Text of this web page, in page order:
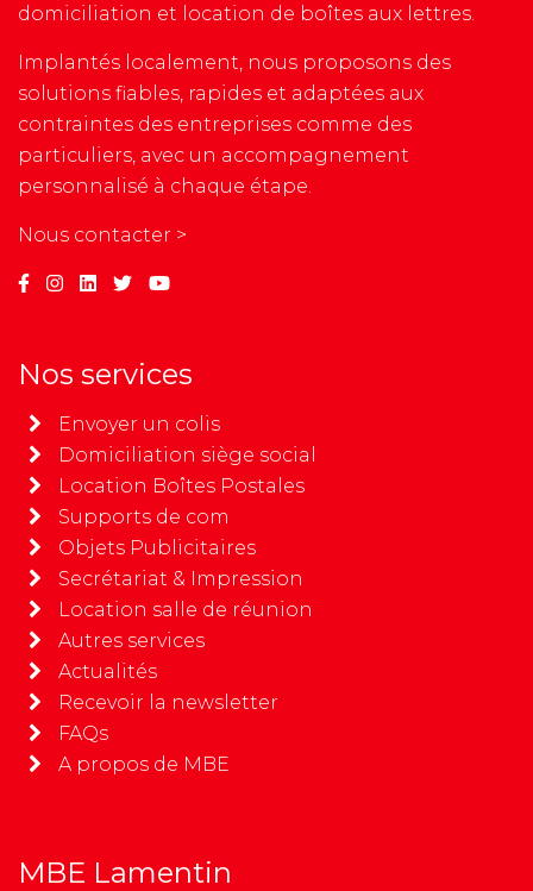
domiciliation et location de boîtes aux lettres.
Implantés localement, nous proposons des
solutions fiables, rapides et adaptées aux
contraintes des entreprises comme des
particuliers, avec un accompagnement
personnalisé à chaque étape.
Nous contacter >
Nos services
Envoyer un colis
Domiciliation siège social
Location Boîtes Postales
Supports de com
Objets Publicitaires
Secrétariat & Impression
Location salle de réunion
Autres services
Actualités
Recevoir la newsletter
FAQs
A propos de MBE
MBE Lamentin